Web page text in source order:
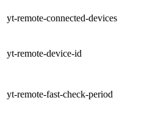
yt-remote-connected-devices
yt-remote-device-id
yt-remote-fast-check-period